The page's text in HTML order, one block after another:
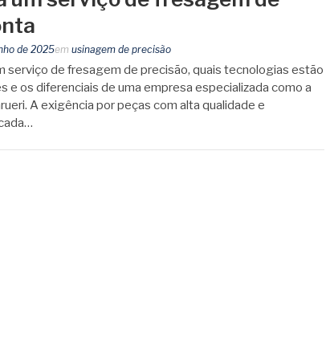
de 2025em usinagem de precisão
serviço de fresagem de precisão, quais tecnologias estão
e os diferenciais de uma empresa especializada como a
A exigência por peças com alta qualidade e